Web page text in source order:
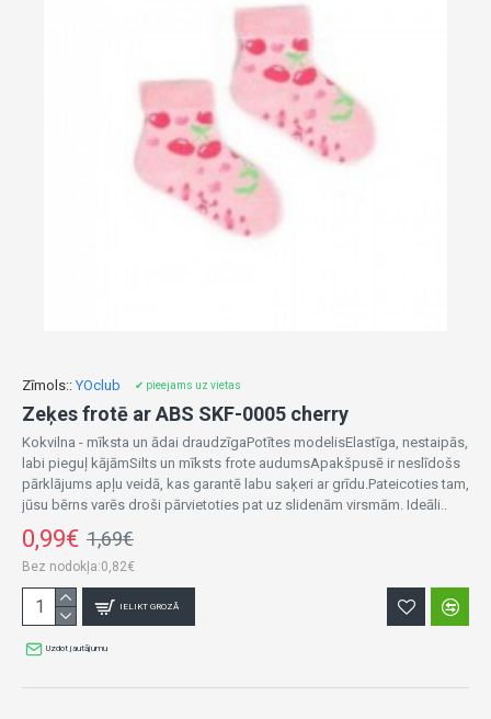
Zīmols:: YOclub ✔ pieejams uz vietas
Zeķes frotē ar ABS SKF-0005 cherry
Kokvilna - mīksta un ādai draudzīgaPotītes modelisElastīga, nestaipās,
labi pieguļ kājāmSilts un mīksts frote audumsApakšpusē ir neslīdošs
pārklājums apļu veidā, kas garantē labu saķeri ar grīdu.Pateicoties tam,
jūsu bērns varēs droši pārvietoties pat uz slidenām virsmām. Ideāli..
0,99€ 1,69€
Bez nodokļa:0,82€
IELIKT GROZĀ
Uzdot jautājumu